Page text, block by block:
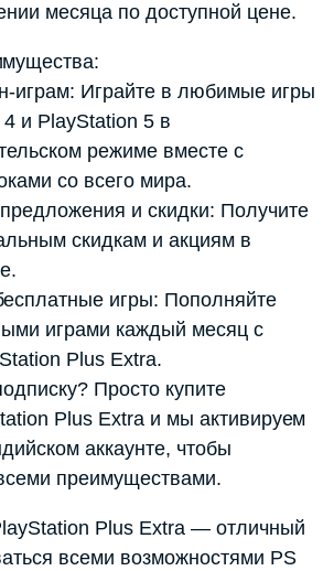
месяца по доступной цене.
играм: Играйте в любимые игры
и PlayStation 5 в
режиме вместе с
со всего мира.
и скидки: Получите
скидкам и акциям в
игры: Пополняйте
играми каждый месяц с
Plus Extra.
Просто купите
Plus Extra и мы активируем
аккаунте, чтобы
преимуществами.
Plus Extra — отличный
всеми возможностями PS